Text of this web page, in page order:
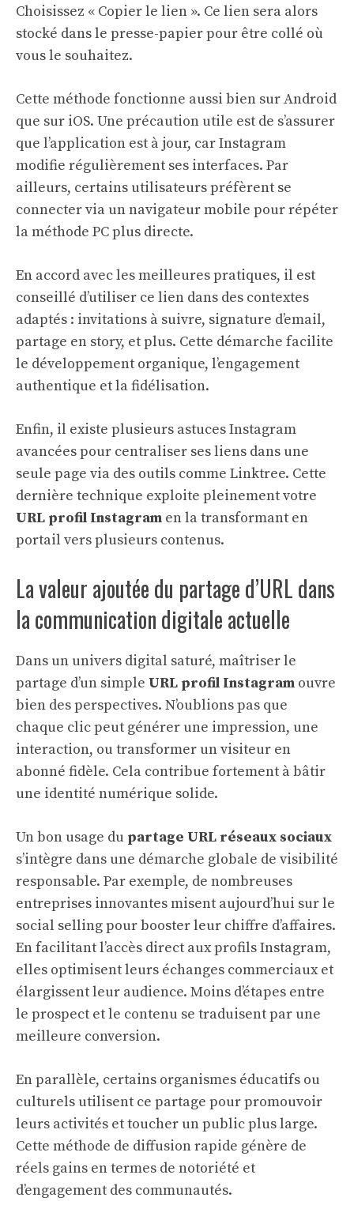
Choisissez « Copier le lien ». Ce lien sera alors
stocké dans le presse-papier pour être collé où
vous le souhaitez.
Cette méthode fonctionne aussi bien sur Android
que sur iOS. Une précaution utile est de s’assurer
que l’application est à jour, car Instagram
modifie régulièrement ses interfaces. Par
ailleurs, certains utilisateurs préfèrent se
connecter via un navigateur mobile pour répéter
la méthode PC plus directe.
En accord avec les meilleures pratiques, il est
conseillé d’utiliser ce lien dans des contextes
adaptés : invitations à suivre, signature d’email,
partage en story, et plus. Cette démarche facilite
le développement organique, l’engagement
authentique et la fidélisation.
Enfin, il existe plusieurs astuces Instagram
avancées pour centraliser ses liens dans une
seule page via des outils comme Linktree. Cette
dernière technique exploite pleinement votre
URL profil Instagram en la transformant en
portail vers plusieurs contenus.
La valeur ajoutée du partage d’URL dans
la communication digitale actuelle
Dans un univers digital saturé, maîtriser le
partage d’un simple URL profil Instagram ouvre
bien des perspectives. N’oublions pas que
chaque clic peut générer une impression, une
interaction, ou transformer un visiteur en
abonné fidèle. Cela contribue fortement à bâtir
une identité numérique solide.
Un bon usage du partage URL réseaux sociaux
s’intègre dans une démarche globale de visibilité
responsable. Par exemple, de nombreuses
entreprises innovantes misent aujourd’hui sur le
social selling pour booster leur chiffre d’affaires.
En facilitant l’accès direct aux profils Instagram,
elles optimisent leurs échanges commerciaux et
élargissent leur audience. Moins d’étapes entre
le prospect et le contenu se traduisent par une
meilleure conversion.
En parallèle, certains organismes éducatifs ou
culturels utilisent ce partage pour promouvoir
leurs activités et toucher un public plus large.
Cette méthode de diffusion rapide génère de
réels gains en termes de notoriété et
d’engagement des communautés.